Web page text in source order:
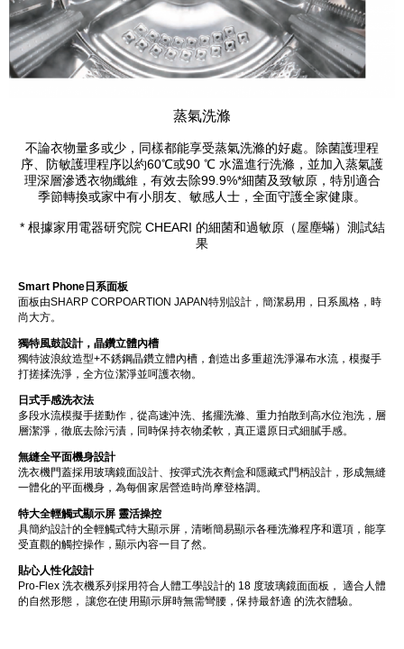
蒸氣洗滌
不論衣物量多或少，同樣都能享受蒸氣洗滌的好處。除菌護理程
序、防敏護理程序以約60℃或90 ℃ 水溫進行洗滌，並加入蒸氣護
理深層滲透衣物纖維，有效去除99.9%*細菌及致敏原，特別適合
季節轉換或家中有小朋友、敏感人士，全面守護全家健康。
* 根據家用電器研究院 CHEARI 的細菌和過敏原（屋塵蟎）測試結
果
Smart Phone 日系面板
面板由SHARP CORPOARTION JAPAN特別設計，簡潔易用，日系風格，時
尚大方。
獨特風鼓設計，晶鑽立體內槽
獨特波浪紋造型+不銹鋼晶鑽立體內槽，創造出多重超洗淨瀑布水流，模擬手
打搓揉洗淨，全方位潔淨並呵護衣物。
日式手感洗衣法
多段水流模擬手搓動作，從高速沖洗、搖擺洗滌、重力拍散到高水位泡洗，層
層潔淨，徹底去除污漬，同時保持衣物柔軟，真正還原日式細膩手感​。
無縫全平面機身設計
洗衣機門蓋採用玻璃鏡面設計、按彈式洗衣劑盒和隱藏式門柄設計，形成無縫
一體化的平面機身，為每個家居營造時尚摩登格調。
特大全輕觸式顯示屏 靈活操控
具簡約設計的全輕觸式特大顯示屏，清晰簡易顯示各種洗滌程序和選項，能享
受直觀的觸控操作，顯示內容一目了然。
貼心人性化設計
Pro-Flex 洗衣機系列採用符合人體工學設計的 18 度玻璃鏡面面板， 適合人體
的自然形態， 讓您在使用顯示屏時無需彎腰，保持最舒適 的洗衣體驗。